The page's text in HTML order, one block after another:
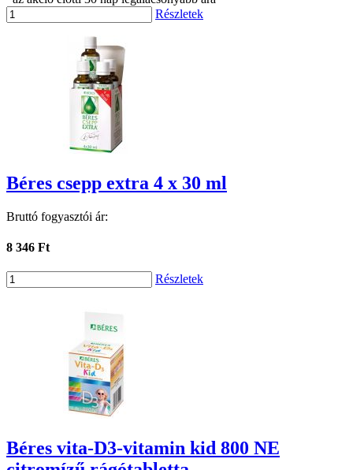
Részletek
Béres csepp extra 4 x 30 ml
Bruttó fogyasztói ár:
8 346 Ft
Részletek
Béres vita-D3-vitamin kid 800 NE